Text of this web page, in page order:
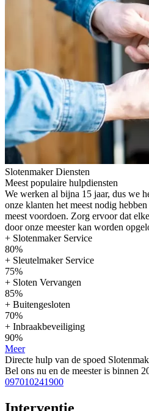
Slotenmaker Diensten
Meest populaire hulpdiensten
We werken al bijna 15 jaar, dus we
onze klanten het meest nodig
meest voordoen. Zorg ervoor dat
door onze meester kan worden
+ Slotenmaker Service
80%
+ Sleutelmaker Service
75%
+ Sloten Vervangen
85%
+ Buitengesloten
70%
+ Inbraakbeveiliging
90%
Meer
Directe hulp van de spoed
Bel ons nu en de meester is binnen
097010241900